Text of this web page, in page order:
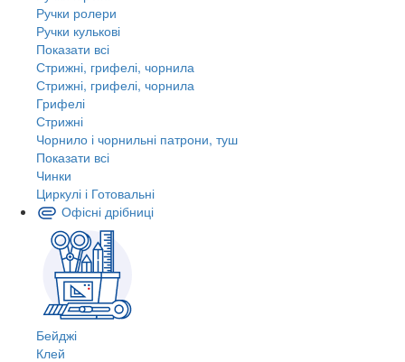
Ручки ролери
Ручки кулькові
Показати всі
Стрижні, грифелі, чорнила
Стрижні, грифелі, чорнила
Грифелі
Стрижні
Чорнило і чорнильні патрони, туш
Показати всі
Чинки
Циркулі і Готовальні
Офісні дрібниці
Бейджі
Клей